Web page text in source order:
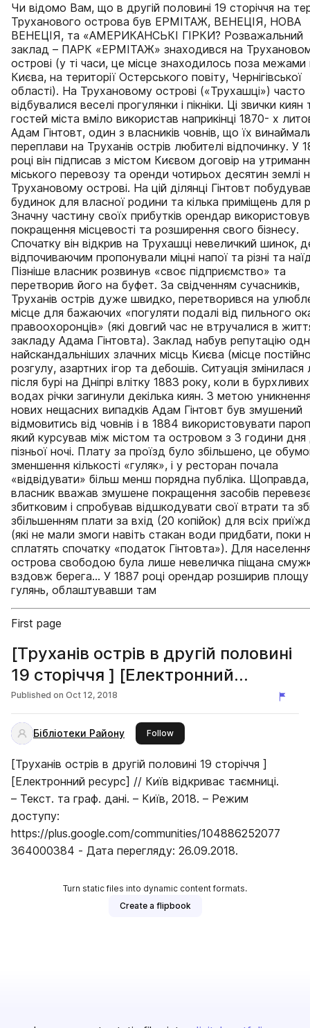
Чи відомо Вам, що в другій половині 19 сторіччя на
Труханового острова був ЕРМІТАЖ, ВЕНЕЦІЯ, НОВА
ВЕНЕЦІЯ, та «АМЕРИКАНСЬКІ ГІРКИ? Розважальний
заклад – ПАРК «ЕРМІТАЖ» знаходився на
острові (у ті часи, це місце знаходилось поза межами
Києва, на території Остерського повіту, Чернігівської
області). На Трухановому острові («Трухашці») часто
відбувалися веселі прогулянки і пікніки. Ці звички киян
гостей міста вміло використав наприкінці 1870- х
Адам Гінтовт, один з власників човнів, що їх
переплави на Труханів острів любителі відпочинку. У
році він підписав з містом Києвом договір на
міського перевозу та оренди чотирьох десятин землі
Трухановому острові. На цій ділянці Гінтовт
будинок для власної родини та кілька приміщень для
Значну частину своїх прибутків орендар
покращення місцевості та розширення свого бізнесу.
Спочатку він відкрив на Трухашці невеличкий шинок,
відпочиваючим пропонували міцні напої та різні та
Пізніше власник розвинув «своє підприємство» та
перетворив його на буфет. За свідченням сучасників,
Труханів острів дуже швидко, перетворився на
місце для бажаючих «погуляти подалі від пильного
правоохоронців» (які довгий час не втручалися в
закладу Адама Гінтовта). Заклад набув репутацію
найскандальніших злачних місць Києва (місце
розгулу, азартних ігор та дебошів. Ситуація
після бурі на Дніпрі влітку 1883 року, коли в бурхливих
водах річки загинули декілька киян. З метою
нових нещасних випадків Адам Гінтовт був змушений
відмовитись від човнів і в 1884 використовувати
який курсував між містом та островом з 3 години
пізньої ночі. Плату за проїзд було збільшено, це
зменшення кількості «гуляк», і у ресторан почала
«відвідувати» більш менш порядна публіка. Щоправда,
власник вважав змушене покращення засобів
збитковим і спробував відшкодувати свої втрати та
збільшенням плати за вхід (20 копійок) для всіх
(які не мали змоги навіть стакан води придбати, поки
сплатять спочатку «податок Гінтовта»). Для
острова свободою була лише невеличка піщана
вздовж берега… У 1887 році орендар розширив
гулянь, облаштувавши там
First page
[Труханів острів в другій половині
19 сторіччя ] [Електронний
ресурс]
Published on Oct 12, 2018
Бібліотеки Району Followthis publisher
[Труханів острів в другій половині 19 сторіччя ]
[Електронний ресурс] // Київ відкриває таємниці.
– Текст. та граф. дані. – Київ, 2018. – Режим
доступу:
https://plus.google.com/communities/104886252077
364000384 - Дата перегляду: 26.09.2018.
Turn static files into dynamic content formats.
Create a flipbook